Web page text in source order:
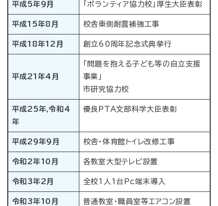
平成5年9月 「ボランティア協力校」厚生大臣表彰
平成15年8月 校舎東側耐震補強工事
平成18年12月 創立60周年記念式典挙行
平成21年4月
「問題を抱える子ども等の自立支援
事業」
市研究協力校
平成25年,令和4
年
優良PTA文部科学大臣表彰
平成29年9月 校舎・体育館トイレ改修工事
令和2年10月 各教室大型テレビ設置
令和3年2月 全校1人1台Pc端末導入
令和3年10月 普通教室・職員室等エアコン設置